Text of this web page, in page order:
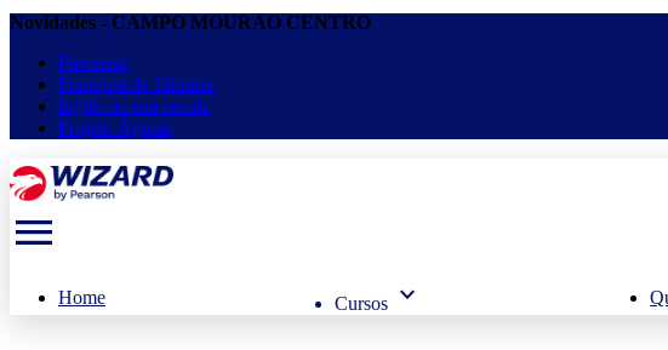
Novidades - CAMPO MOURÃO CENTRO
Parcerias
Franquia de Idiomas
Inglês na sua escola
Projeto Águias
menu
Home Cursos keyboard_arrow_down